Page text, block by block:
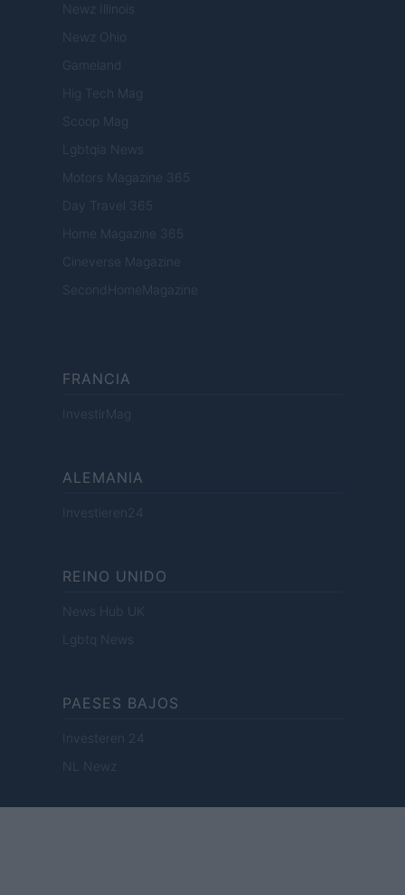
Newz Illinois
Newz Ohio
Gameland
Hig Tech Mag
Scoop Mag
Lgbtqia News
Motors Magazine 365
Day Travel 365
Home Magazine 365
Cineverse Magazine
SecondHomeMagazine
FRANCIA
InvestirMag
ALEMANIA
Investieren24
REINO UNIDO
News Hub UK
Lgbtq News
PAESES BAJOS
Investeren 24
NL Newz